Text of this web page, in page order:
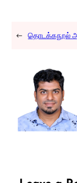
← தொடக்கநூல்